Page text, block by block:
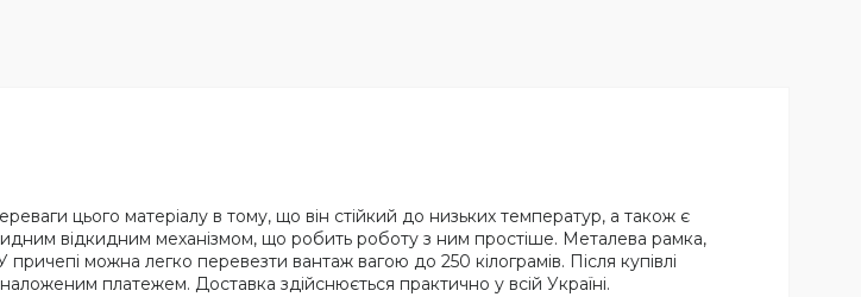
цього матеріалу в тому, що він стійкий до низьких температур, а також є
відкидним механізмом, що робить роботу з ним простіше. Металева рамка,
можна легко перевезти вантаж вагою до 250 кілограмів. Після купівлі
платежем. Доставка здійснюється практично у всій Україні.